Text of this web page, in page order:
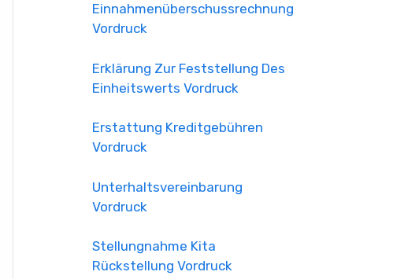
Einnahmenüberschussrechnung
Vordruck
Erklärung Zur Feststellung Des
Einheitswerts Vordruck
Erstattung Kreditgebühren
Vordruck
Unterhaltsvereinbarung
Vordruck
Stellungnahme Kita
Rückstellung Vordruck